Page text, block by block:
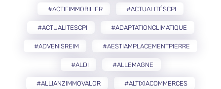
#ACTIFIMMOBILIER #ACTUALITÉSCPI
#ACTUALITESCPI #ADAPTATIONCLIMATIQUE
#ADVENISREIM #AESTIAMPLACEMENTPIERRE
#ALDI #ALLEMAGNE
#ALLIANZIMMOVALOR #ALTIXIACOMMERCES